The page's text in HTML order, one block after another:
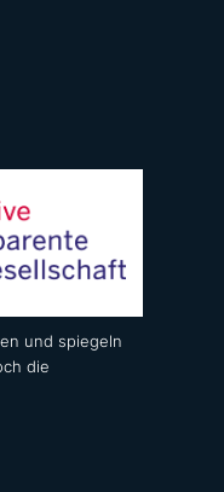
und spiegeln
die